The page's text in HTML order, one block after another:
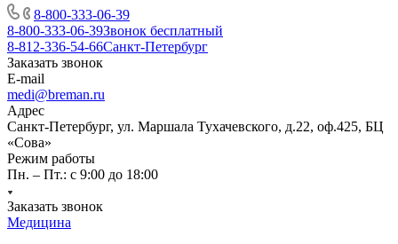
8-800-333-06-39
8-800-333-06-39Звонок бесплатный
8-812-336-54-66Санкт-Петербург
Заказать звонок
E-mail
medi@breman.ru
Адрес
Санкт-Петербург, ул. Маршала Тухачевского, д.22, оф.425, БЦ
«Сова»
Режим работы
Пн. – Пт.: с 9:00 до 18:00
Заказать звонок
Медицина